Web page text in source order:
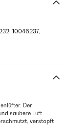
10046237,
Der
saubere Luft –
verstopft